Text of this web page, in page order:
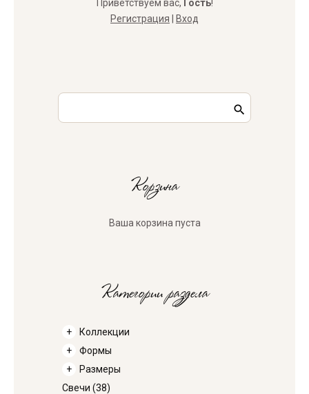
Приветствуем вас, Гость!
Регистрация
Вход
Корзина
Ваша корзина пуста
Категории раздела
Коллекции
Формы
Размеры
Свечи (38)